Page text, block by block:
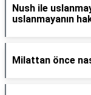
Nush ile
uslanmayanın
Milattan önce